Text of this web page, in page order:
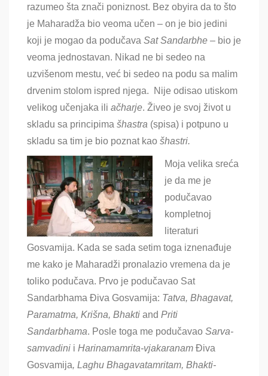
razumeo šta znači poniznost. Bez obyira da to što
je Maharadža bio veoma učen – on je bio jedini
koji je mogao da podučava Sat Sandarbhe – bio je
veoma jednostavan. Nikad ne bi sedeo na
uzvišenom mestu, već bi sedeo na podu sa malim
drvenim stolom ispred njega. Nije odisao utiskom
velikog učenjaka ili ačharje. Živeo je svoj život u
skladu sa principima šhastra (spisa) i potpuno u
skladu sa tim je bio poznat kao šhastri.
Moja velika sreća
je da me je
podučavao
kompletnoj
literaturi
Gosvamija. Kada se sada setim toga iznenađuje
me kako je Maharadži pronalazio vremena da je
toliko podučava. Prvo je podučavao Sat
Sandarbhama Điva Gosvamija: Tatva, Bhagavat,
Paramatma, Krišna, Bhakti and Priti
Sandarbhama. Posle toga me podučavao Sarva-
samvadini i Harinamamrita-vjakaranam Điva
Gosvamija, Laghu Bhagavatamritam, Bhakti-